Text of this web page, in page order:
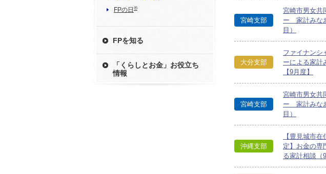
FPの日 ®
FPを知る
「くらしとお金」お役立ち
情報
宮崎支部
宮崎市男女共
ー 家計みな
目）
大分支部
ファイナンシ
ーによる家計
【9月度】
宮崎支部
宮崎市男女共
ー 家計みな
目）
沖縄支部
【豊見城市
定】お金の専
る家計相談（9